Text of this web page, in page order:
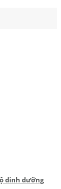
dinh dưỡng